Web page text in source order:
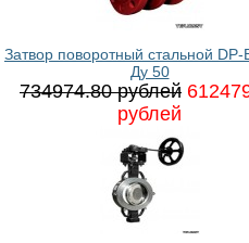
Затвор поворотный стальной DP-
Ду 50
734974.80 рублей
рублей